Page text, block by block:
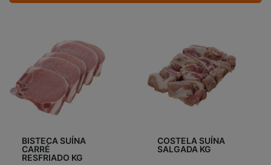
BISTECA SUÍNA
CARRÉ
RESFRIADO KG
COSTELA SUÍNA
SALGADA KG